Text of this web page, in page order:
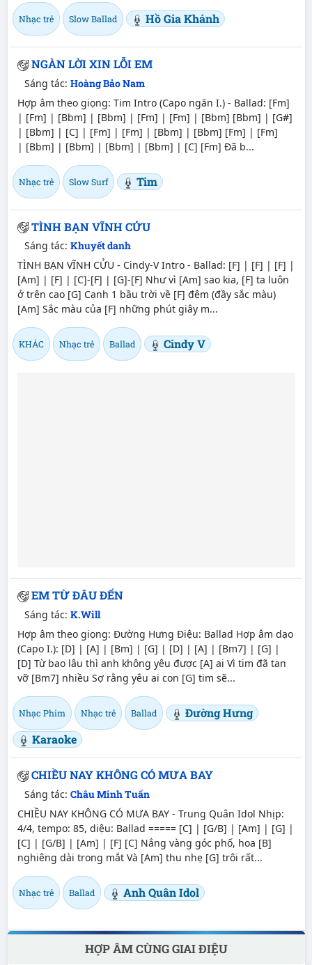
Nhạc trẻ Slow Ballad Hồ Gia Khánh
NGÀN LỜI XIN LỖI EM
Sáng tác: Hoàng Bảo Nam
Hợp âm theo giọng: Tim Intro (Capo ngăn I.) - Ballad: [Fm]
| [Fm] | [Bbm] | [Bbm] | [Fm] | [Fm] | [Bbm] [Bbm] | [G#]
| [Bbm] | [C] | [Fm] | [Fm] | [Bbm] | [Bbm] [Fm] | [Fm]
| [Bbm] | [Bbm] | [Bbm] | [Bbm] | [C] [Fm] Đã b...
Nhạc trẻ Slow Surf Tim
TÌNH BẠN VĨNH CỬU
Sáng tác: Khuyết danh
TÌNH BẠN VĨNH CỬU - Cindy-V Intro - Ballad: [F] | [F] | [F] |
[Am] | [F] | [C]-[F] | [G]-[F] Như vì [Am] sao kia, [F] ta luôn
ở trên cao [G] Cạnh 1 bầu trời về [F] đêm (đầy sắc màu)
[Am] Sắc màu của [F] những phút giây m...
KHÁC Nhạc trẻ Ballad Cindy V
EM TỪ ĐÂU ĐẾN
Sáng tác: K.Will
Hợp âm theo giọng: Đường Hưng Điệu: Ballad Hợp âm dạo
(Capo I.): [D] | [A] | [Bm] | [G] | [D] | [A] | [Bm7] | [G] |
[D] Từ bao lâu thì anh không yêu được [A] ai Vì tim đã tan
vỡ [Bm7] nhiều Sợ rằng yêu ai con [G] tim sẽ...
Nhạc Phim Nhạc trẻ Ballad
Đường Hưng
Karaoke
CHIỀU NAY KHÔNG CÓ MƯA BAY
Sáng tác: Châu Minh Tuấn
CHIỀU NAY KHÔNG CÓ MƯA BAY - Trung Quân Idol Nhịp:
4/4, tempo: 85, diệu: Ballad ===== [C] | [G/B] | [Am] | [G] |
[C] | [G/B] | [Am] | [F] [C] Nắng vàng góc phố, hoa [B]
nghiêng dài trong mắt Và [Am] thu nhẹ [G] trôi rất...
Nhạc trẻ Ballad Anh Quân Idol
HỢP ÂM CÙNG GIAI ĐIỆU